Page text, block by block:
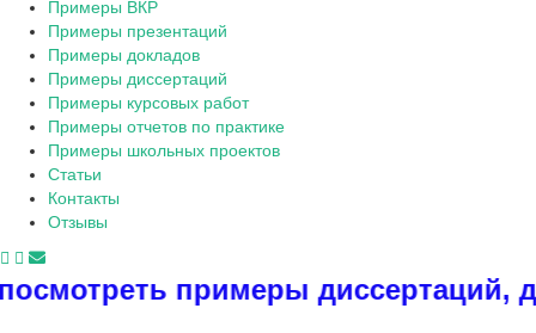
Примеры ВКР
Примеры презентаций
Примеры докладов
Примеры диссертаций
Примеры курсовых работ
Примеры отчетов по практике
Примеры школьных проектов
Статьи
Контакты
Отзывы
дипломов,